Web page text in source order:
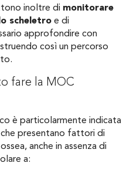
inoltre di monitorare
scheletro e di
approfondire con
così un percorso
fare la MOC
è particolarmente indicata
presentano fattori di
anche in assenza di
a: